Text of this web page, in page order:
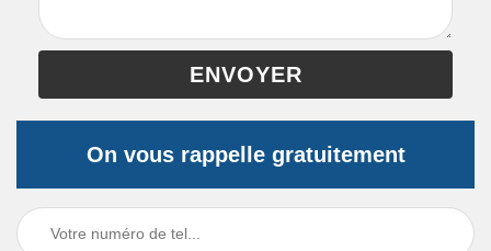
On vous rappelle gratuitement